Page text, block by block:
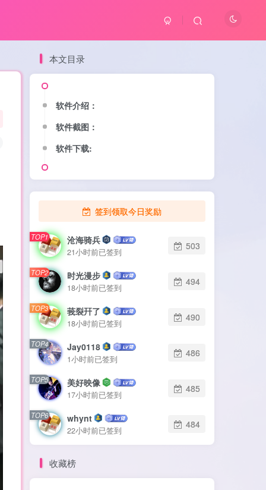
本文目录
软件介绍：
软件截图：
软件下载:
签到领取今日奖励
TOP1 沧海骑兵
21小时前已签到
503
TOP2 时光漫步
18小时前已签到
494
TOP3 莪裂幵了
18小时前已签到
490
TOP4 Jay0118
1小时前已签到
486
TOP5 美好映像
17小时前已签到
485
TOP6 whynt
22小时前已签到
484
收藏榜